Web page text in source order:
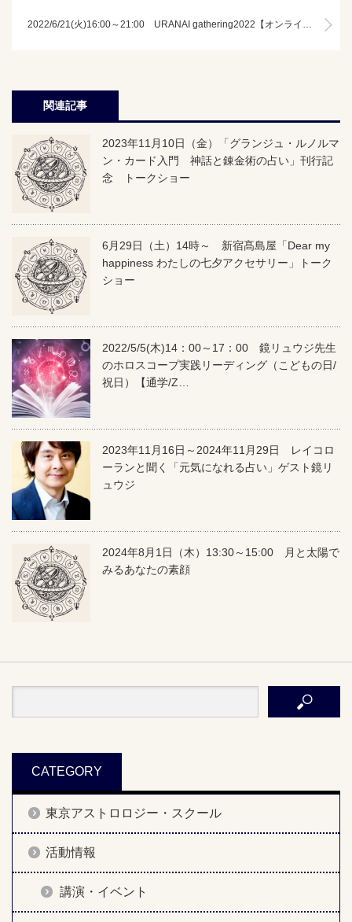
2022/6/21(火)16:00～21:00 URANAI gathering2022【オンライン配信「Zoom」】
関連記事
2023年11月10日（金）「グランジュ・ルノルマ
ン・カード入門 神話と錬金術の占い」刊行記
念 トークショー
6月29日（土）14時～ 新宿髙島屋「Dear my
happiness わたしの七夕アクセサリー」トーク
ショー
2022/5/5(木)14：00～17：00 鏡リュウジ先生
のホロスコープ実践リーディング（こどもの日/
祝日）【通学/Z…
2023年11月16日～2024年11月29日 レイコロ
ーランと聞く「元気になれる占い」ゲスト鏡リ
ュウジ
2024年8月1日（木）13:30～15:00 月と太陽で
みるあなたの素顔
CATEGORY
東京アストロロジー・スクール
活動情報
講演・イベント